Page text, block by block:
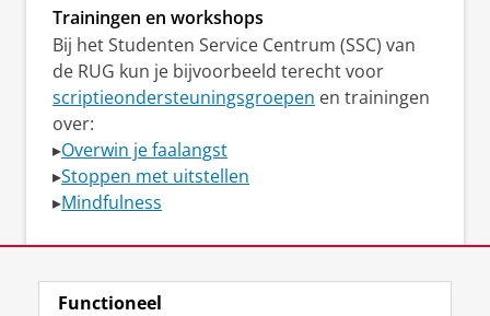
Trainingen en workshops
Bij het Studenten Service Centrum (SSC) van
de RUG kun je bijvoorbeeld terecht voor
scriptieondersteuningsgroepen en trainingen
over:
▸Overwin je faalangst
▸Stoppen met uitstellen
▸Mindfulness
Bekijk het aanbod van het SSC
Functioneel